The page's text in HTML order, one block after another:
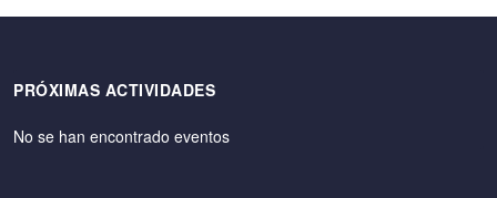
PRÓXIMAS ACTIVIDADES
No se han encontrado eventos